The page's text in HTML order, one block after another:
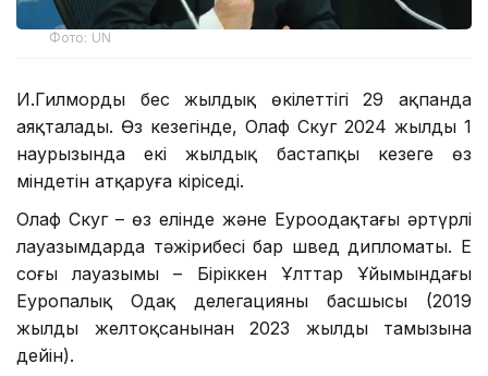
Фото: UN
И.Гилмордың бес жылдық өкілеттігі 29 ақпанда
аяқталады. Өз кезегінде, Олаф Скуг 2024 жылдың 1
наурызында екі жылдық бастапқы кезеңге өз
міндетін атқаруға кіріседі.
Олаф Скуг – өз елінде және Еуроодақтағы әртүрлі
лауазымдарда тәжірибесі бар швед дипломаты. Ең
соңғы лауазымы – Біріккен Ұлттар Ұйымындағы
Еуропалық Одақ делегацияның басшысы (2019
жылдың желтоқсанынан 2023 жылдың тамызына
дейін).